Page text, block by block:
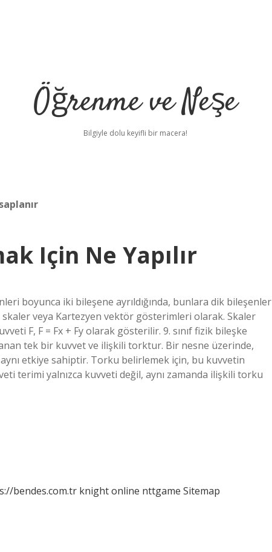
Öğrenme ve Neşe
Bilgiyle dolu keyifli bir macera!
Için Ne Yapılır
boyunca iki bileşene ayrıldığında, bunlara dik bileşenler
veya Kartezyen vektör gösterimleri olarak. Skaler
F, F = Fx + Fy olarak gösterilir. 9. sınıf fizik bileşke
tek bir kuvvet ve ilişkili torktur. Bir nesne üzerinde,
etkiye sahiptir. Torku belirlemek için, bu kuvvetin
terimi yalnızca kuvveti değil, aynı zamanda ilişkili torku
bendes.com.tr knight online nttgame Sitemap